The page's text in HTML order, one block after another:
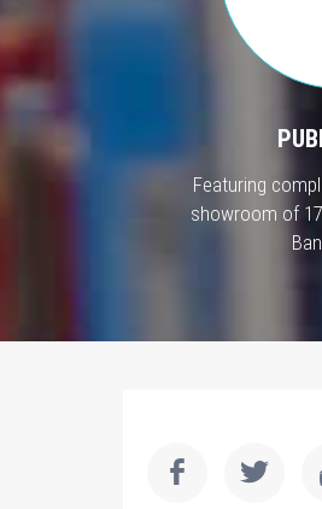
Featuring
showroom of